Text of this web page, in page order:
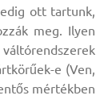
ott tartunk,
meg. Ilyen
e (Ven,
mértékben